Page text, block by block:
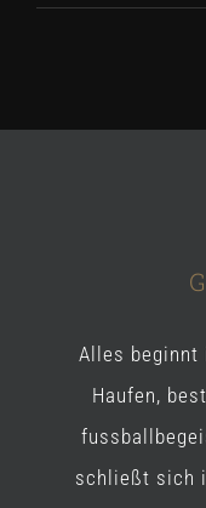
Alles beginnt
Haufen,
schließt sich